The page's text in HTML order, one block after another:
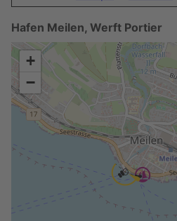
Hafen Meilen, Werft Portier
+
−